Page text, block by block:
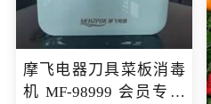
摩飞电器刀具菜板消毒
机 MF-98999 会员专享